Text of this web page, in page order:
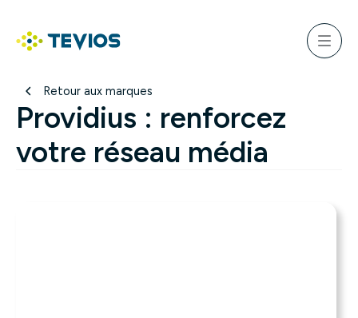
contenu
Menu
Retour aux marques
Providius : renforcez
votre réseau média